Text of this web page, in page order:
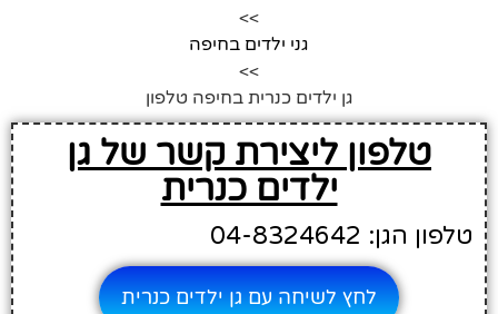
>>
גני ילדים בחיפה
>>
גן ילדים כנרית בחיפה טלפון
טלפון ליצירת קשר של גן
ילדים כנרית
טלפון הגן: 04-8324642
לחץ לשיחה עם גן ילדים כנרית